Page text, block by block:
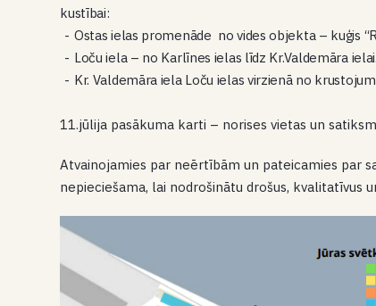
kustībai:
Ostas ielas promenāde no vides objekta – kuģis
Loču iela – no Karlīnes ielas līdz Kr.Valdemāra ielai.
Kr. Valdemāra iela Loču ielas virzienā no
11.jūlija pasākuma karti – norises vietas un
Atvainojamies par neērtībām un pateicamies par
nepieciešama, lai nodrošinātu drošus, kvalitatīvus